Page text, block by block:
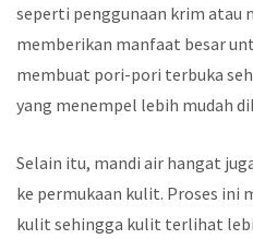
seperti penggunaan krim atau
memberikan manfaat besar
membuat pori-pori terbuka
yang menempel lebih mudah
Selain itu, mandi air hangat
ke permukaan kulit. Proses ini
kulit sehingga kulit terlihat